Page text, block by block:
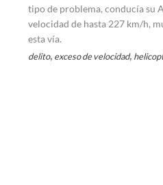
tipo de problema, conducía su
velocidad de hasta 227 km/h,
esta vía.
delito, exceso de velocidad,